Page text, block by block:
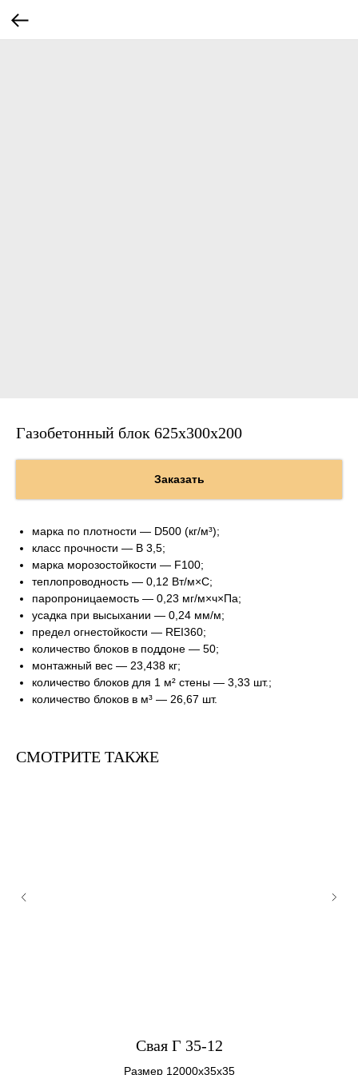
Газобетонный блок 625х300х200
Заказать
марка по плотности — D500 (кг/м³);
класс прочности — B 3,5;
марка морозостойкости — F100;
теплопроводность — 0,12 Вт/м×С;
паропроницаемость — 0,23 мг/м×ч×Па;
усадка при высыхании — 0,24 мм/м;
предел огнестойкости — REI360;
количество блоков в поддоне — 50;
монтажный вес — 23,438 кг;
количество блоков для 1 м² стены — 3,33 шт.;
количество блоков в м³ — 26,67 шт.
СМОТРИТЕ ТАКЖЕ
Свая Г 35-12
Размер 12000х35х35